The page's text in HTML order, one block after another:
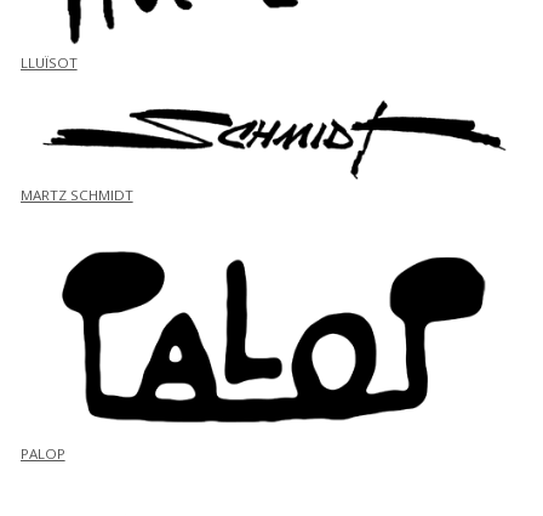
LLUÏSOT
MARTZ SCHMIDT
PALOP